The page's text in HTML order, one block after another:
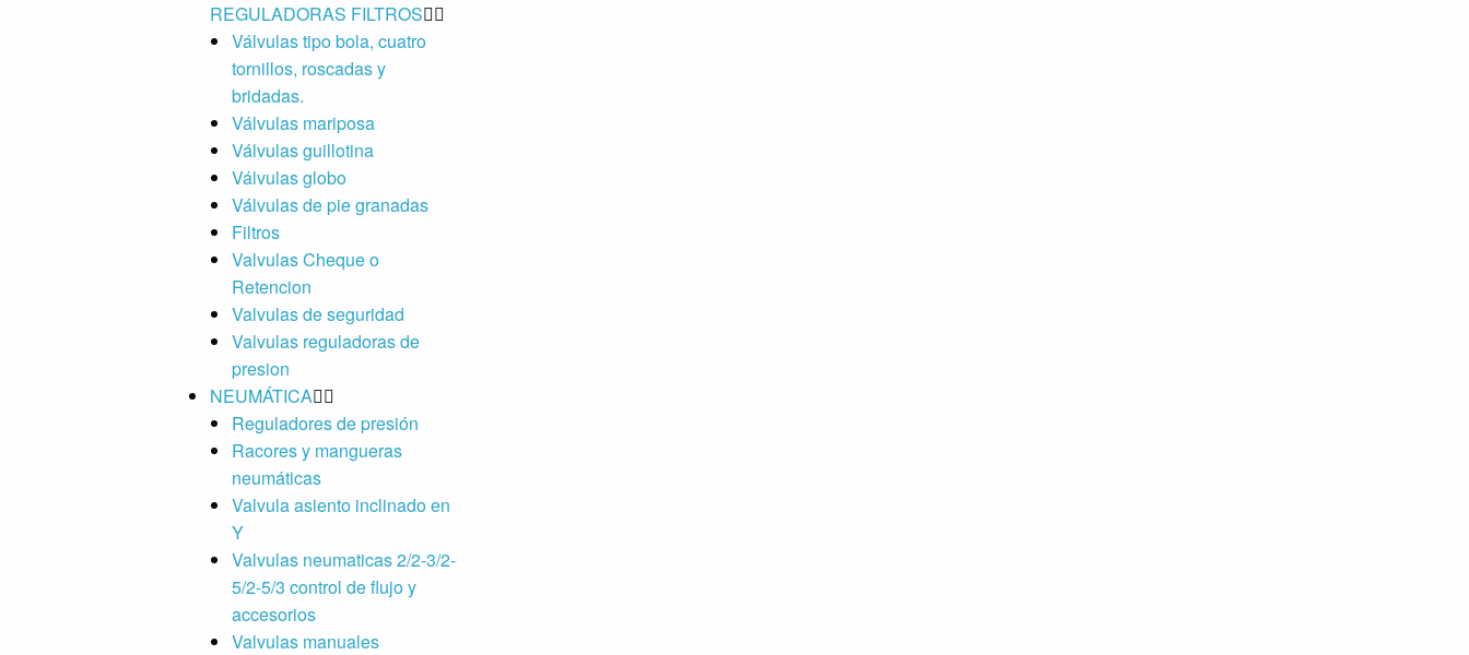
REGULADORAS FILTROS
Válvulas tipo bola, cuatro
tornillos, roscadas y
bridadas.
Válvulas mariposa
Válvulas guillotina
Válvulas globo
Válvulas de pie granadas
Filtros
Valvulas Cheque o
Retencion
Valvulas de seguridad
Valvulas reguladoras de
presion
NEUMÁTICA
Reguladores de presión
Racores y mangueras
neumáticas
Valvula asiento inclinado en
Y
Valvulas neumaticas 2/2-3/2-
5/2-5/3 control de flujo y
accesorios
Valvulas manuales